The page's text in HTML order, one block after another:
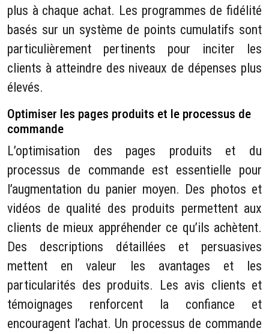
plus à chaque achat. Les programmes de fidélité
basés sur un système de points cumulatifs sont
particulièrement pertinents pour inciter les
clients à atteindre des niveaux de dépenses plus
élevés.
Optimiser les pages produits et le processus de
commande
L’optimisation des pages produits et du
processus de commande est essentielle pour
l’augmentation du panier moyen. Des photos et
vidéos de qualité des produits permettent aux
clients de mieux appréhender ce qu’ils achètent.
Des descriptions détaillées et persuasives
mettent en valeur les avantages et les
particularités des produits. Les avis clients et
témoignages renforcent la confiance et
encouragent l’achat. Un processus de commande